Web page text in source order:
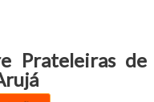
Prateleiras de